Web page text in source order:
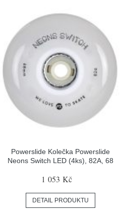
Powerslide Kolečka Powerslide
Neons Switch LED (4ks), 82A, 68
1 053 Kč
DETAIL PRODUKTU